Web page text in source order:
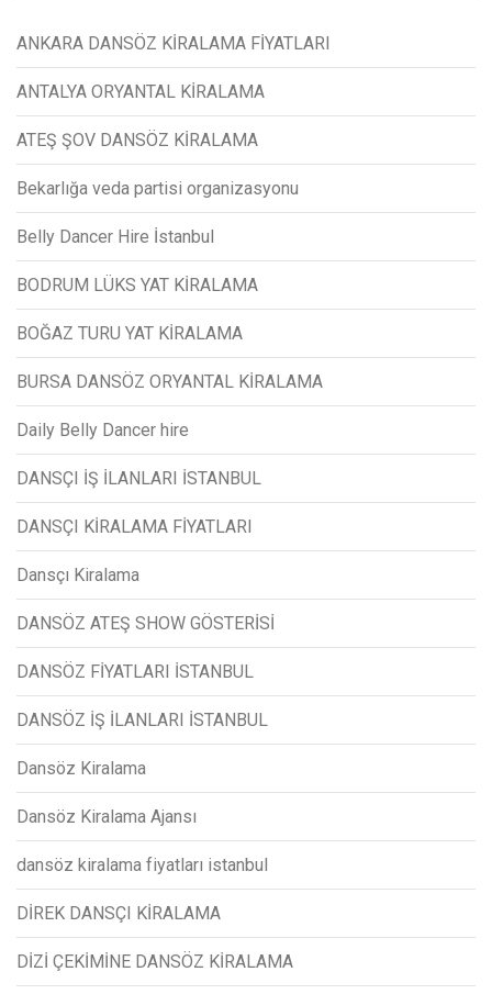
ANKARA DANSÖZ KİRALAMA FİYATLARI
ANTALYA ORYANTAL KİRALAMA
ATEŞ ŞOV DANSÖZ KİRALAMA
Bekarlığa veda partisi organizasyonu
Belly Dancer Hire İstanbul
BODRUM LÜKS YAT KİRALAMA
BOĞAZ TURU YAT KİRALAMA
BURSA DANSÖZ ORYANTAL KİRALAMA
Daily Belly Dancer hire
DANSÇI İŞ İLANLARI İSTANBUL
DANSÇI KİRALAMA FİYATLARI
Dansçı Kiralama
DANSÖZ ATEŞ SHOW GÖSTERİSİ
DANSÖZ FİYATLARI İSTANBUL
DANSÖZ İŞ İLANLARI İSTANBUL
Dansöz Kiralama
Dansöz Kiralama Ajansı
dansöz kiralama fiyatları istanbul
DİREK DANSÇI KİRALAMA
DİZİ ÇEKİMİNE DANSÖZ KİRALAMA